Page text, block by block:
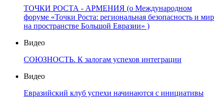
ТОЧКИ РОСТА - АРМЕНИЯ (о Международном
форуме «Точки Роста: региональная безопасность и мир
на пространстве Большой Евразии» )
Видео
СОЮЗНОСТЬ. К залогам успехов интеграции
Видео
Евразийский клуб успехи начинаются с инициативы